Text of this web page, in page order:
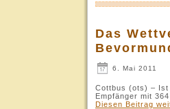
Das
6. Mai 2011
Cottbus (ots) – Ist
Empfänger mit
Diesen Beitrag